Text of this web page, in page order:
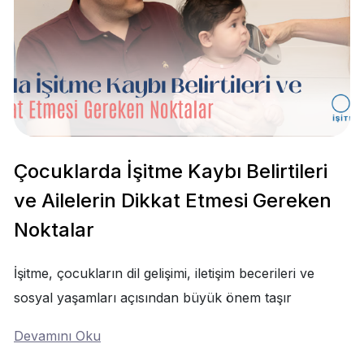
Çocuklarda İşitme Kaybı Belirtileri
ve Ailelerin Dikkat Etmesi Gereken
Noktalar
İşitme, çocukların dil gelişimi, iletişim becerileri ve
sosyal yaşamları açısından büyük önem taşır
Devamını Oku